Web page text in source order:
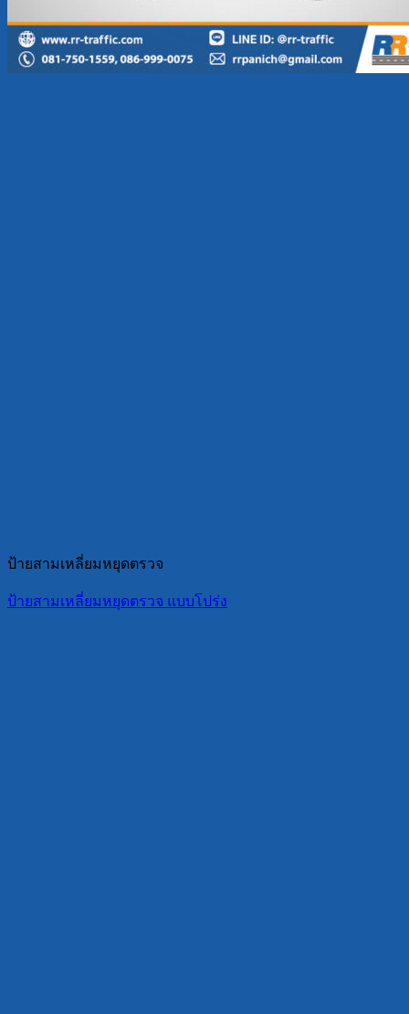
ป้ายสามเหลี่ยมหยุดตรวจ
ป้ายสามเหลี่ยมหยุดตรวจ แบบโปร่ง